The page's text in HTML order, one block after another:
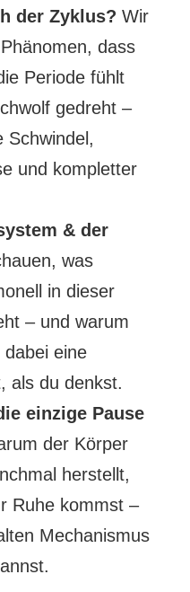
der Zyklus? Wir
dass
Periode fühlt
gedreht –
Schwindel,
und kompletter
& der
was
in dieser
– und warum
eine
als du denkst.
einzige Pause
der Körper
herstellt,
Ruhe kommst –
Mechanismus